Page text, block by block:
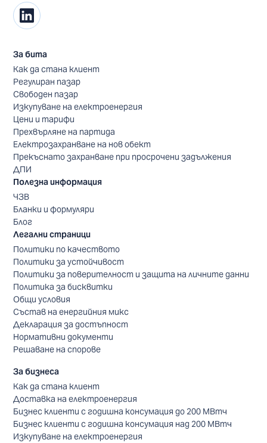
За бита
Как да стана клиент
Регулиран пазар
Свободен пазар
Изкупуване на електроенергия
Цени и тарифи
Прехвърляне на партида
Електрозахранване на нов обект
Прекъснато захранване при просрочени задължения
ДПИ
Полезна информация
ЧЗВ
Бланки и формуляри
Блог
Легални страници
Политики по качеството
Политики за устойчивост
Политики за поверителност и защита на личните данни
Политика за бисквитки
Общи условия
Състав на енергийния микс
Декларация за достъпност
Нормативни документи
Решаване на спорове
За бизнеса
Как да стана клиент
Доставка на електроенергия
Бизнес клиенти с годишна консумация до 200 МВтч
Бизнес клиенти с годишна консумация над 200 МВтч
Изкупуване на електроенергия